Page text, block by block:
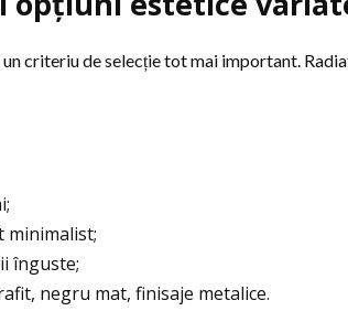
criteriu de selecție tot mai important.
minimalist;
înguste;
negru mat, finisaje metalice.